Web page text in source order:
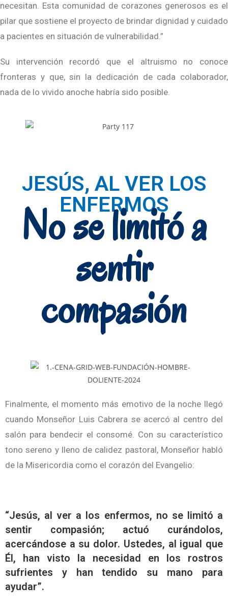
necesitan. Esta comunidad de corazones generosos es el
pilar que sostiene el proyecto de brindar dignidad y cuidado
a pacientes en situación de vulnerabilidad.”
Su intervención recordó que el altruismo no conoce
fronteras y que, sin la dedicación de cada colaborador,
nada de lo vivido anoche habría sido posible.
JESÚS, AL VER LOS
ENFERMOS
No se limitó a
sentir
compasión
Finalmente, el momento más emotivo de la noche llegó
cuando Monseñor Luis Cabrera se acercó al centro del
salón para bendecir el consomé. Con su característico
tono sereno y lleno de calidez pastoral, Monseñor habló
de la Misericordia como el corazón del Evangelio:
“Jesús, al ver a los enfermos, no se limitó a
sentir compasión; actuó curándolos,
acercándose a su dolor. Ustedes, al igual que
Él, han visto la necesidad en los rostros
sufrientes y han tendido su mano para
ayudar”.